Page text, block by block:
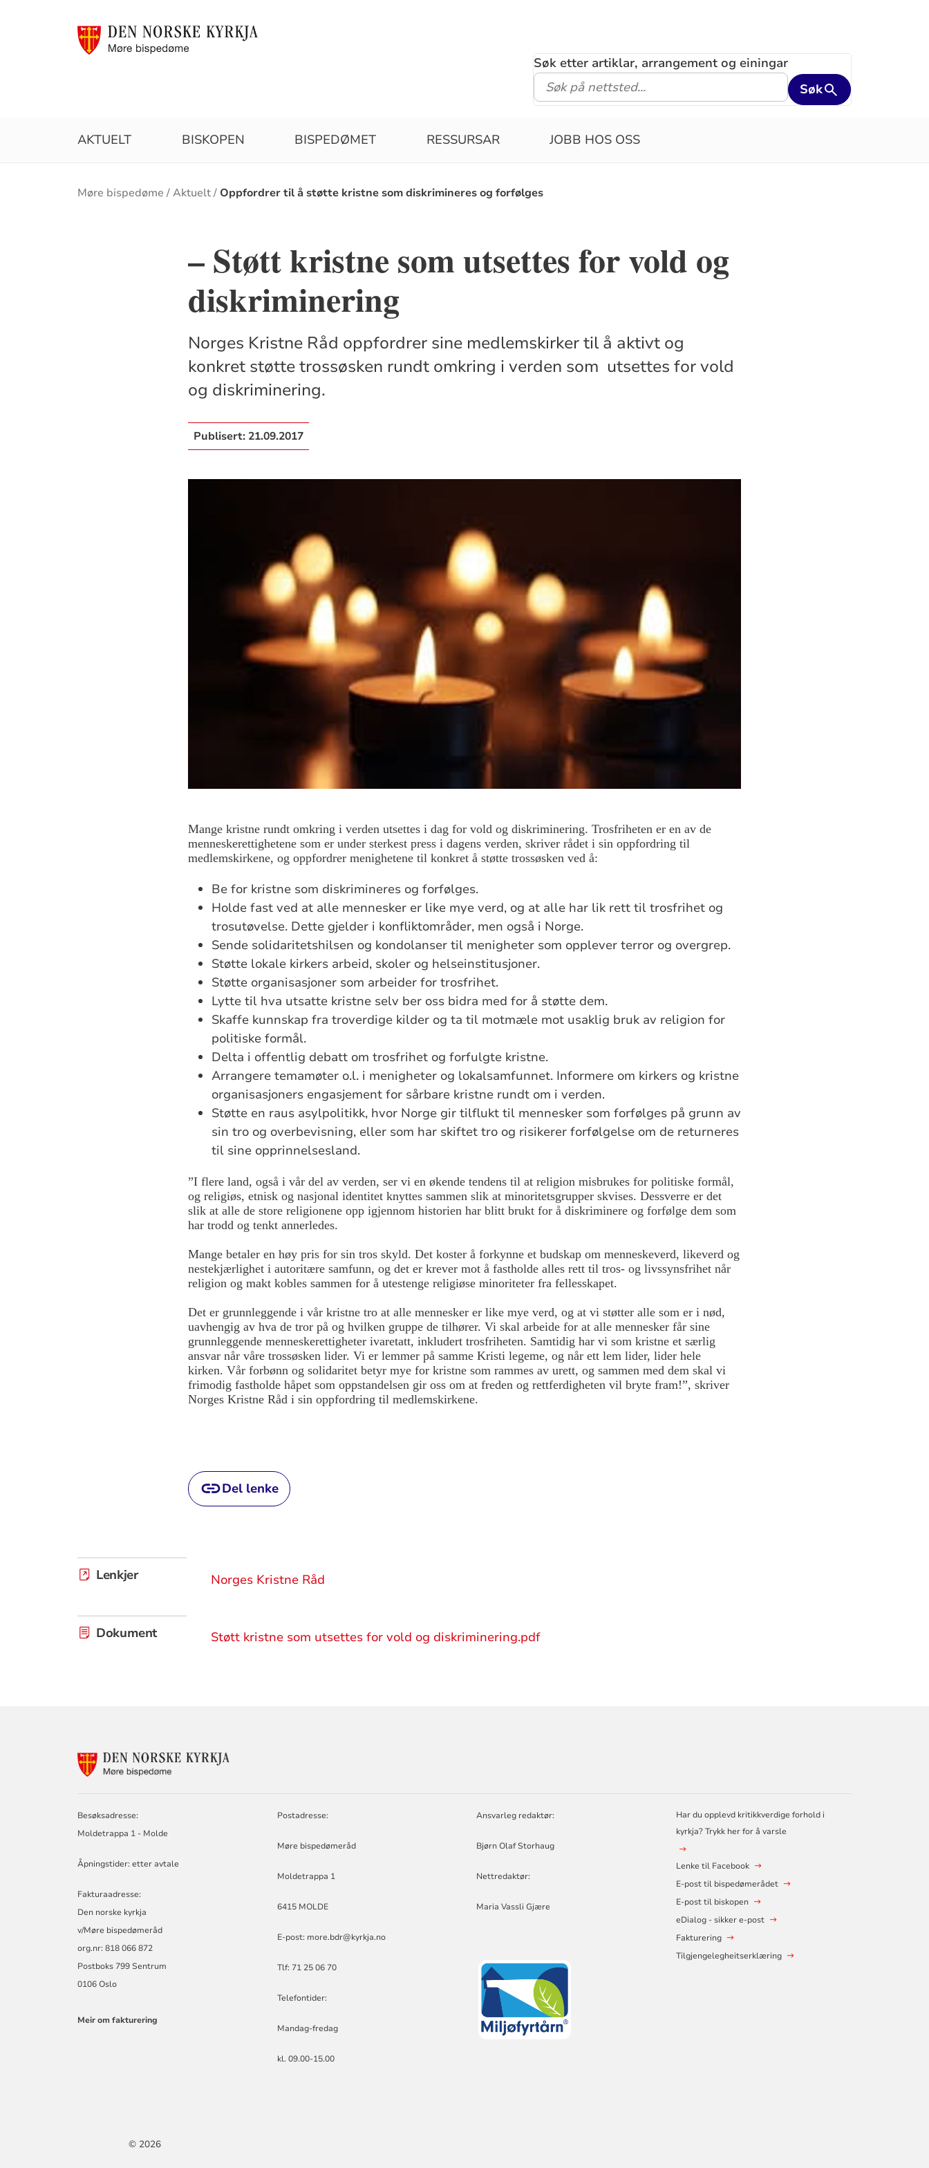
Søk etter artiklar, arrangement og einingar
Søk
AKTUELT BISKOPEN BISPEDØMET RESSURSAR JOBB HOS OSS
Brødsmulesti
Møre bispedøme Aktuelt Oppfordrer til å støtte kristne som diskrimineres og forfølges
– Støtt kristne som utsettes for vold og
diskriminering
Norges Kristne Råd oppfordrer sine medlemskirker til å aktivt og
konkret støtte trossøsken rundt omkring i verden som utsettes for vold
og diskriminering.
Publisert: 21.09.2017
Mange kristne rundt omkring i verden utsettes i dag for vold og diskriminering. Trosfriheten er en av de
menneskerettighetene som er under sterkest press i dagens verden, skriver rådet i sin oppfordring til
medlemskirkene, og oppfordrer menighetene til konkret å støtte trossøsken ved å:
Be for kristne som diskrimineres og forfølges.
Holde fast ved at alle mennesker er like mye verd, og at alle har lik rett til trosfrihet og
trosutøvelse. Dette gjelder i konfliktområder, men også i Norge.
Sende solidaritetshilsen og kondolanser til menigheter som opplever terror og overgrep.
Støtte lokale kirkers arbeid, skoler og helseinstitusjoner.
Støtte organisasjoner som arbeider for trosfrihet.
Lytte til hva utsatte kristne selv ber oss bidra med for å støtte dem.
Skaffe kunnskap fra troverdige kilder og ta til motmæle mot usaklig bruk av religion for
politiske formål.
Delta i offentlig debatt om trosfrihet og forfulgte kristne.
Arrangere temamøter o.l. i menigheter og lokalsamfunnet. Informere om kirkers og kristne
organisasjoners engasjement for sårbare kristne rundt om i verden.
Støtte en raus asylpolitikk, hvor Norge gir tilflukt til mennesker som forfølges på grunn av
sin tro og overbevisning, eller som har skiftet tro og risikerer forfølgelse om de returneres
til sine opprinnelsesland.
”I flere land, også i vår del av verden, ser vi en økende tendens til at religion misbrukes for politiske formål,
og religiøs, etnisk og nasjonal identitet knyttes sammen slik at minoritetsgrupper skvises. Dessverre er det
slik at alle de store religionene opp igjennom historien har blitt brukt for å diskriminere og forfølge dem som
har trodd og tenkt annerledes.
Mange betaler en høy pris for sin tros skyld. Det koster å forkynne et budskap om menneskeverd, likeverd og
nestekjærlighet i autoritære samfunn, og det er krever mot å fastholde alles rett til tros- og livssynsfrihet når
religion og makt kobles sammen for å utestenge religiøse minoriteter fra fellesskapet.
Det er grunnleggende i vår kristne tro at alle mennesker er like mye verd, og at vi støtter alle som er i nød,
uavhengig av hva de tror på og hvilken gruppe de tilhører. Vi skal arbeide for at alle mennesker får sine
grunnleggende menneskerettigheter ivaretatt, inkludert trosfriheten. Samtidig har vi som kristne et særlig
ansvar når våre trossøsken lider. Vi er lemmer på samme Kristi legeme, og når ett lem lider, lider hele
kirken. Vår forbønn og solidaritet betyr mye for kristne som rammes av urett, og sammen med dem skal vi
frimodig fastholde håpet som oppstandelsen gir oss om at freden og rettferdigheten vil bryte fram!”, skriver
Norges Kristne Råd i sin oppfordring til medlemskirkene.
Del lenke
Lenkjer Norges Kristne Råd
Dokument Støtt kristne som utsettes for vold og diskriminering.pdf
KONTAKTINFORMASJON
Besøksadresse:
Moldetrappa 1 - Molde
Åpningstider: etter avtale
Fakturaadresse:
Den norske kyrkja
v/Møre bispedømeråd
org.nr: 818 066 872
Postboks 799 Sentrum
0106 Oslo
Meir om fakturering
Postadresse:
Møre bispedømeråd
Moldetrappa 1
6415 MOLDE
E-post: more.bdr@kyrkja.no
Tlf: 71 25 06 70
Telefontider:
Mandag-fredag
kl. 09.00-15.00
Ansvarleg redaktør:
Bjørn Olaf Storhaug
Nettredaktør:
Maria Vassli Gjære
Har du opplevd kritikkverdige forhold i
kyrkja? Trykk her for å varsle
Lenke til Facebook
E-post til bispedømerådet
E-post til biskopen
eDialog - sikker e-post
Fakturering
Tilgjengelegheitserklæring
© 2026